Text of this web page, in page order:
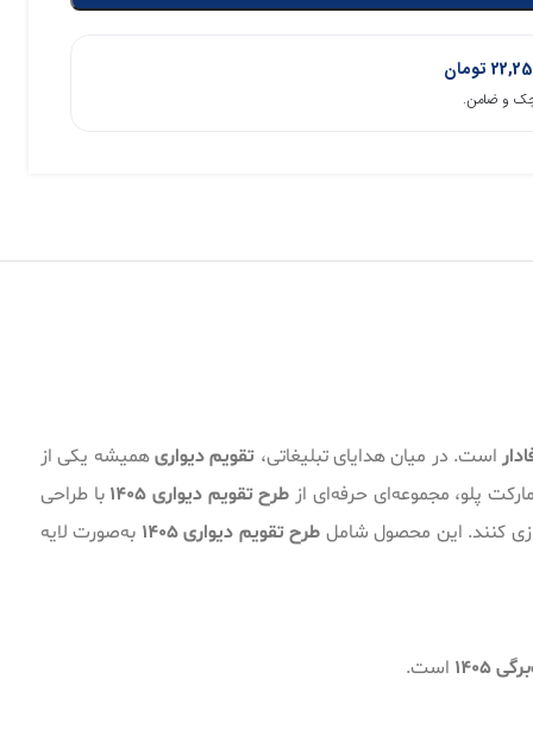
تومان
است. در میان هدایای تبلیغاتی، تقویم دیواریهمیشه یکی از
پلو، مجموعه‌ای حرفه‌ای از طرح تقویم دیواری 1405
با طراحی
کنند. این محصول شامل طرح تقویم دیواری 1405
به‌صورت لایه
1405 است.